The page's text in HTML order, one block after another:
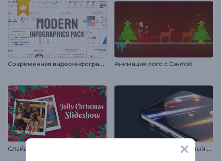
С
овременная видеоинфографика Анимация лого с Сантой
Н
абор промо: Современный смартфон